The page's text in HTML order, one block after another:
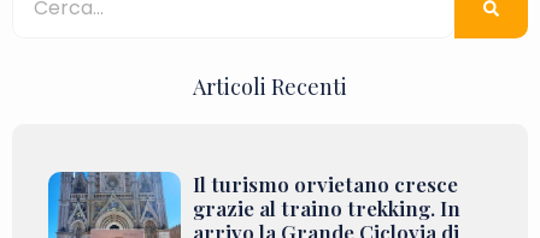
Articoli Recenti
Il turismo orvietano cresce
grazie al traino trekking. In
arrivo la Grande Ciclovia di